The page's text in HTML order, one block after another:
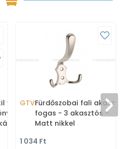
varrott
12db
textil
GTVFürdőszobai fali
fogas - 3 akasztós -
Matt nikkel
1 034 Ft